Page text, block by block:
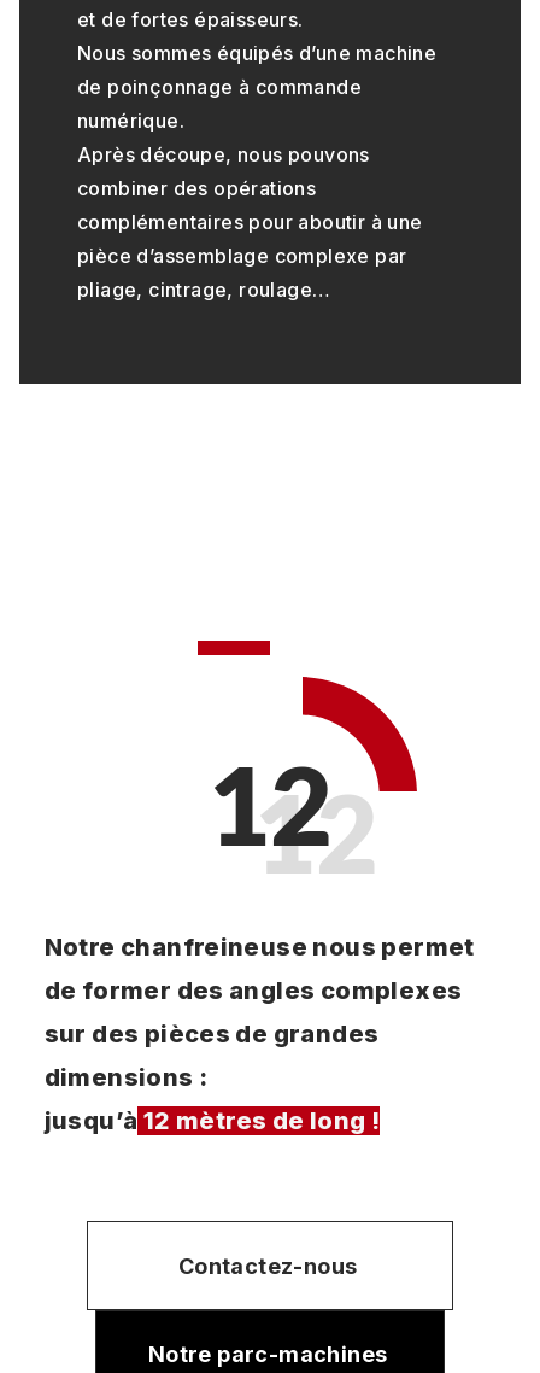
et de fortes épaisseurs.
Nous sommes équipés d’une machine
de poinçonnage à commande
numérique.
Après découpe, nous pouvons
combiner des opérations
complémentaires pour aboutir à une
pièce d’assemblage complexe par
pliage, cintrage, roulage…
12
Notre chanfreineuse nous permet
de former des angles complexes
sur des pièces de grandes
dimensions :
jusqu’à 12 mètres de long !
Contactez-nous
Notre parc-machines